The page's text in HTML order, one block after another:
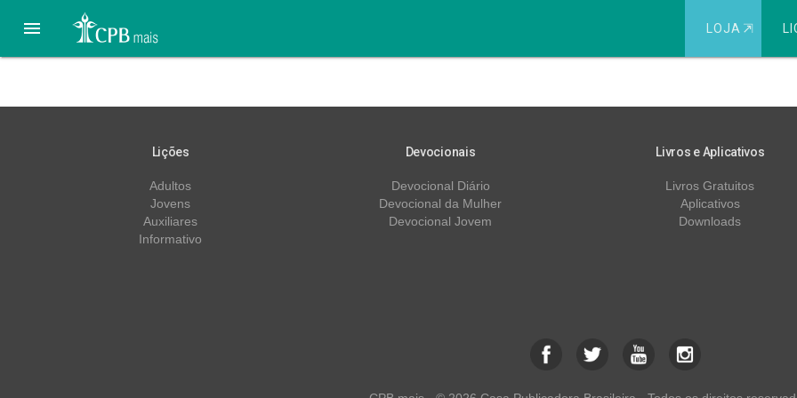
 LOJA ⇱
Lições
Adultos
Jovens
Auxiliares
Informativo
Devocionais
Devocional Diário
Devocional da Mulher
Devocional Jovem
Livros e Aplicativos
Livros Gratuitos
Aplicativos
Downloads